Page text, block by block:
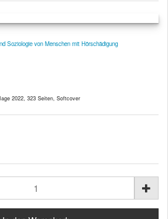
Soziologie von Menschen mit Hörschädigung
2022, 323 Seiten, Softcover